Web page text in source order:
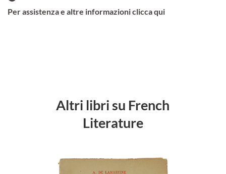
Per assistenza e altre informazioni clicca qui
Altri libri su French
Literature